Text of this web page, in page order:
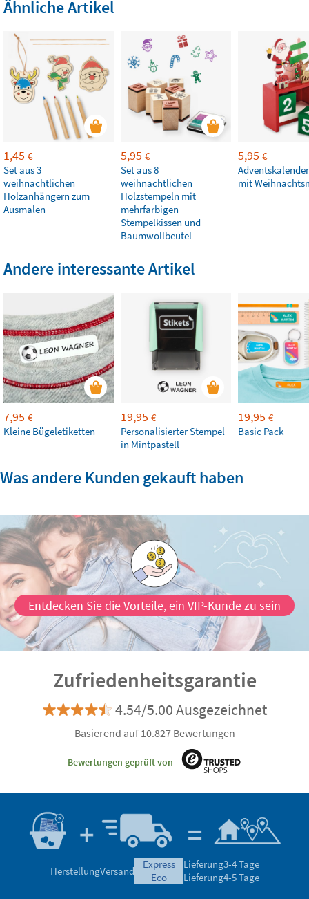
Ähnliche Artikel
1,45 €
Set aus 3
weihnachtlichen
Holzanhängern zum
Ausmalen
5,95 €
Set aus 8
weihnachtlichen
Holzstempeln mit
mehrfarbigen
Stempelkissen und
Baumwollbeutel
5,95 €
mit
Andere interessante Artikel
7,95 €
Kleine Bügeletiketten
19,95 €
Personalisierter Stempel
in Mintpastell
19,95 €
Basic Pack
Was andere Kunden gekauft haben
Entdecken Sie die Vorteile, ein VIP-Kunde zu sein
Zufriedenheitsgarantie
4.54/5.00 Ausgezeichnet
Basierend auf 10.827 Bewertungen
Bewertungen geprüft von
HerstellungVersand
express
eco
Lieferung3-4 Tage
Lieferung4-5 Tage